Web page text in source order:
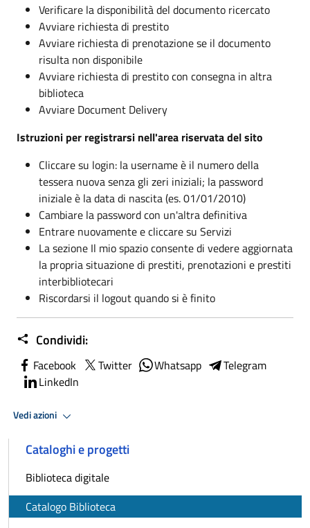
Verificare la disponibilità del documento ricercato
Avviare richiesta di prestito
Avviare richiesta di prenotazione se il documento
risulta non disponibile
Avviare richiesta di prestito con consegna in altra
biblioteca
Avviare Document Delivery
Istruzioni per registrarsi nell'area riservata del sito
Cliccare su login: la username è il numero della
tessera nuova senza gli zeri iniziali; la password
iniziale è la data di nascita (es. 01/01/2010)
Cambiare la password con un'altra definitiva
Entrare nuovamente e cliccare su Servizi
La sezione Il mio spazio consente di vedere aggiornata
la propria situazione di prestiti, prenotazioni e prestiti
interbibliotecari
Riscordarsi il logout quando si è finito
Condividi:
Facebook Twitter Whatsapp
Telegram
LinkedIn
Vedi azioni
Cataloghi e progetti
Biblioteca digitale
Catalogo Biblioteca